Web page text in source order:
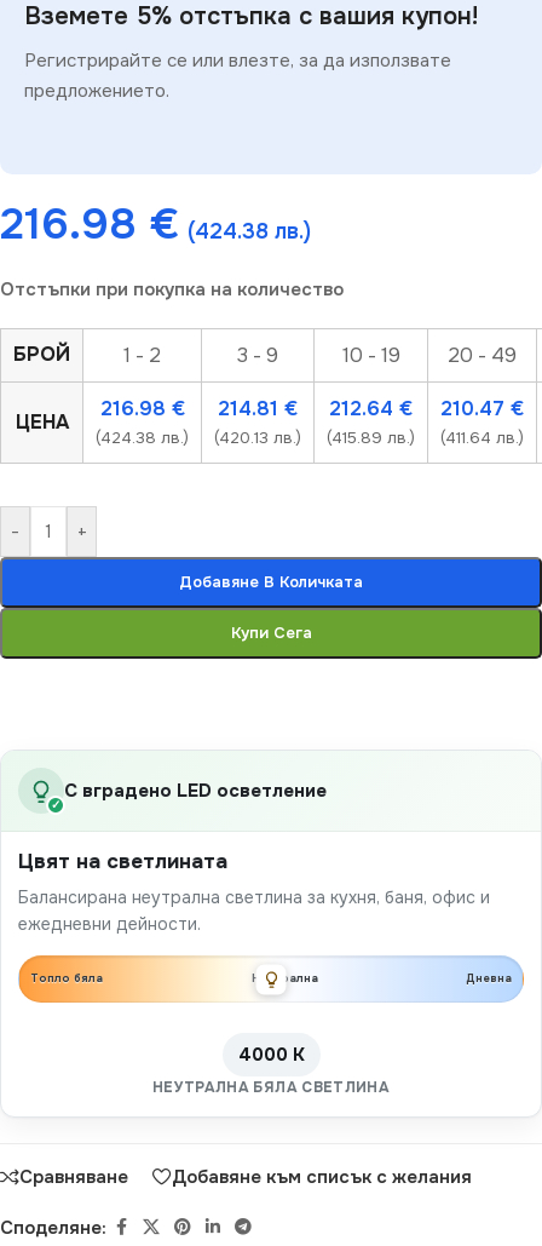
Вземете 5% отстъпка с вашия купон!
Регистрирайте се или влезте, за да използвате
предложението.
216.98 € (424.38 лв.)
Отстъпки при покупка на количество
БРОЙ 1 - 2 3 - 9 10 - 19 20 - 49
ЦЕНА
216.98 €
(424.38 лв.)
214.81 €
(420.13 лв.)
212.64 €
(415.89 лв.)
210.47 €
(411.64 лв.)
- +
Добавяне В Количката
Купи Сега
✓
С вградено LED осветление
Цвят на светлината
Балансирана неутрална светлина за кухня, баня, офис и
ежедневни дейности.
Топло бяла Неутрална Дневна
4000 K
НЕУТРАЛНА БЯЛА СВЕТЛИНА
Сравняване Добавяне към списък с желания
Споделяне: